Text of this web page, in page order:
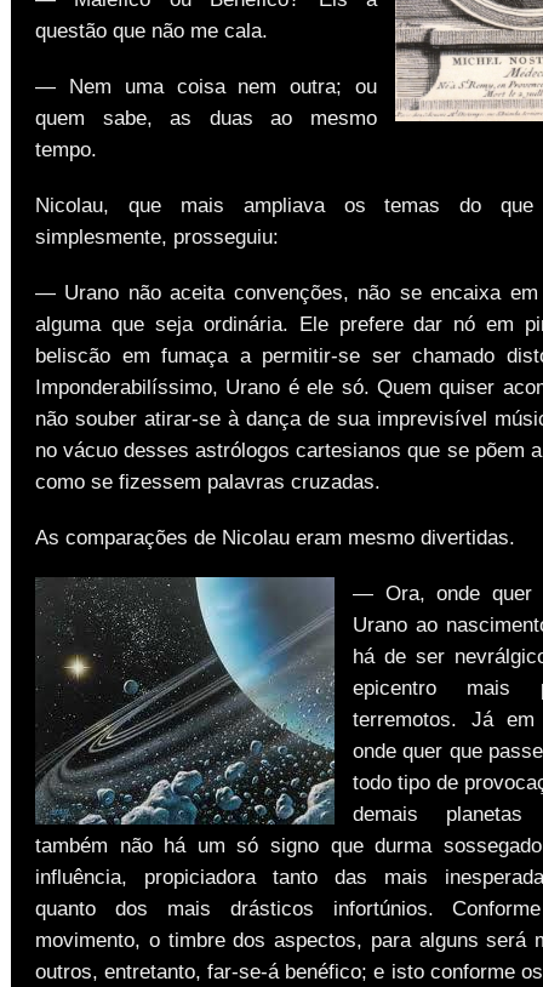
questão que não me cala.
— Nem uma coisa nem outra; ou
quem sabe, as duas ao mesmo
tempo.
Nicolau, que mais ampliava os temas do
simplesmente, prosseguiu:
— Urano não aceita convenções, não se encaixa em
alguma que seja ordinária. Ele prefere dar nó em
beliscão em fumaça a permitir-se ser chamado
Imponderabilíssimo, Urano é ele só. Quem quiser
não souber atirar-se à dança de sua imprevisível
no vácuo desses astrólogos cartesianos que se põem
como se fizessem palavras cruzadas.
As comparações de Nicolau eram mesmo divertidas.
— Ora, onde quer
Urano ao
há de ser
epicentro mais
terremotos. Já
onde quer que
todo tipo de
demais planetas
também não há um só signo que durma
influência, propiciadora tanto das mais
quanto dos mais drásticos infortúnios.
movimento, o timbre dos aspectos, para alguns será
outros, entretanto, far-se-á benéfico; e isto conforme